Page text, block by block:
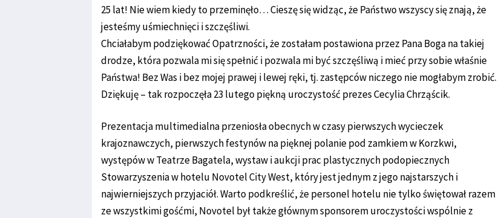
25 lat! Nie wiem kiedy to przeminęło… Cieszę się widząc, że Państwo wszyscy się znają, że
jesteśmy uśmiechnięci i szczęśliwi.
Chciałabym podziękować Opatrzności, że zostałam postawiona przez Pana Boga na takiej
drodze, która pozwala mi się spełnić i pozwala mi być szczęśliwą i mieć przy sobie właśnie
Państwa! Bez Was i bez mojej prawej i lewej ręki, tj. zastępców niczego nie mogłabym zrobić.
Dziękuję – tak rozpoczęła 23 lutego piękną uroczystość prezes Cecylia Chrząścik.
Prezentacja multimedialna przeniosła obecnych w czasy pierwszych wycieczek
krajoznawczych, pierwszych festynów na pięknej polanie pod zamkiem w Korzkwi,
występów w Teatrze Bagatela, wystaw i aukcji prac plastycznych podopiecznych
Stowarzyszenia w hotelu Novotel City West, który jest jednym z jego najstarszych i
najwierniejszych przyjaciół. Warto podkreślić, że personel hotelu nie tylko świętował razem
ze wszystkimi gośćmi, Novotel był także głównym sponsorem uroczystości wspólnie z